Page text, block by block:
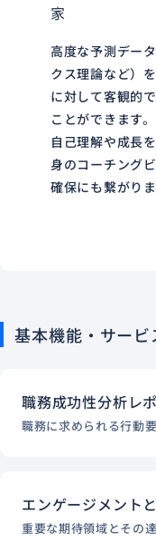
家
高度な予測デー
クス理論など）
に対して客観的
ことができます
自己理解や成長
身のコーチング
確保にも繋がりま
基本機能・サービ
職務成功性分析レ
職務に求められる行動
エンゲージメント
重要な期待領域とその